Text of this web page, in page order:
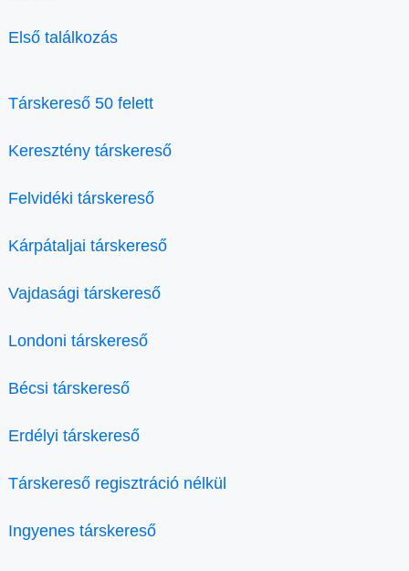
Első találkozás
Társkereső 50 felett
Keresztény társkereső
Felvidéki társkereső
Kárpátaljai társkereső
Vajdasági társkereső
Londoni társkereső
Bécsi társkereső
Erdélyi társkereső
Társkereső regisztráció nélkül
Ingyenes társkereső